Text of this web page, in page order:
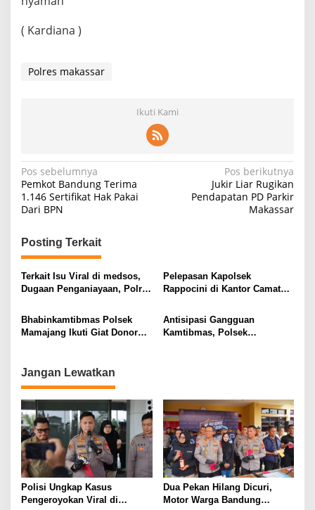
( Kardiana )
Polres makassar
Ikuti Kami
Navigasi
pos
Pos sebelumnya
Pemkot Bandung Terima
1.146 Sertifikat Hak Pakai
Dari BPN
Pos berikutnya
Jukir Liar Rugikan
Pendapatan PD Parkir
Makassar
Posting Terkait
Terkait Isu Viral di medsos,
Dugaan Penganiayaan, Polres
menjelaskan
Pelepasan Kapolsek
Rappocini di Kantor Camat
Mengembangkan Tugas yang
Baru
Bhabinkamtibmas Polsek
Mamajang Ikuti Giat Donor
Antisipasi Gangguan
Kamtibmas, Polsek
Jangan Lewatkan
Polisi Ungkap Kasus
Pengeroyokan Viral di
Dua Pekan Hilang Dicuri,
Motor Warga Bandung